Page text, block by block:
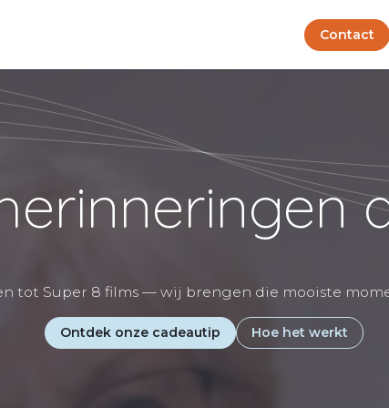
Contact
tot Super 8 films — wij brengen die mooiste
Ontdek onze cadeautip Hoe het werkt